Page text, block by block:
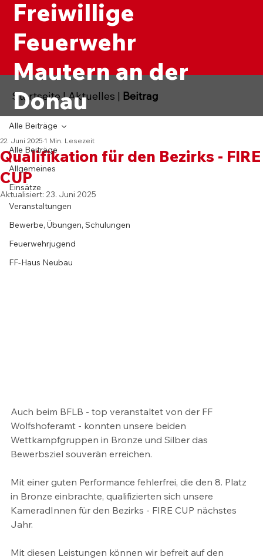
Freiwillige
Feuerwehr
Mautern an der
Donau
Alle Beiträge
Allgemeines
Einsätze
Veranstaltungen
Bewerbe, Übungen, Schulungen
Feuerwehrjugend
FF-Haus Neubau
Alle Beiträge
Qualifikation für den Bezirks - FIRE
CUP
22. Juni 2025 1 Min. Lesezeit
Aktualisiert: 23. Juni 2025
Auch beim BFLB - top veranstaltet von der FF
Wolfshoferamt - konnten unsere beiden
Wettkampfgruppen in Bronze und Silber das
Bewerbsziel souverän erreichen.
Mit einer guten Performance fehlerfrei, die den 8. Platz
in Bronze einbrachte, qualifizierten sich unsere
KameradInnen für den Bezirks - FIRE CUP nächstes
Jahr.
Mit diesen Leistungen können wir befreit auf den
Startseite|Aktuelles | Beitrag